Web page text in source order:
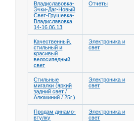
Владиславовка-
Эчки-Даг-Новый
Свет-Грушевка-
Владиславовка
14-16.06.13
Отчеты
Качественный,
стильный и
красивый
велосипедный
свет
Электроника и
свет
Стильные
мигалки (яркий
задний свет /
Алюминий / 25г.)
Электроника и
свет
Продам динамо-
втулку
Электроника и
свет